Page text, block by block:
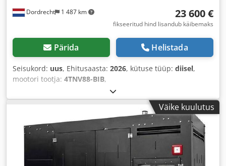
Dordrecht 1 487 km 23 600 €
fikseeritud hind lisandub käibemaks
Pärida Helistada
Seisukord: uus, Ehitusaasta: 2026, kütuse tüüp: diisel,
mootori tootja: 4TNV88-BIB,
Väike kuulutus